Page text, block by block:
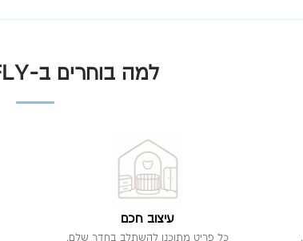
למה בוחרים ב-FLYBYFLY?
עיצוב חכם
כל פריט מתוכנן להשתלב בחדר שלם.